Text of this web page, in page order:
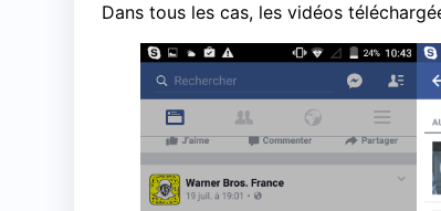
Dans tous les cas, les vidéos